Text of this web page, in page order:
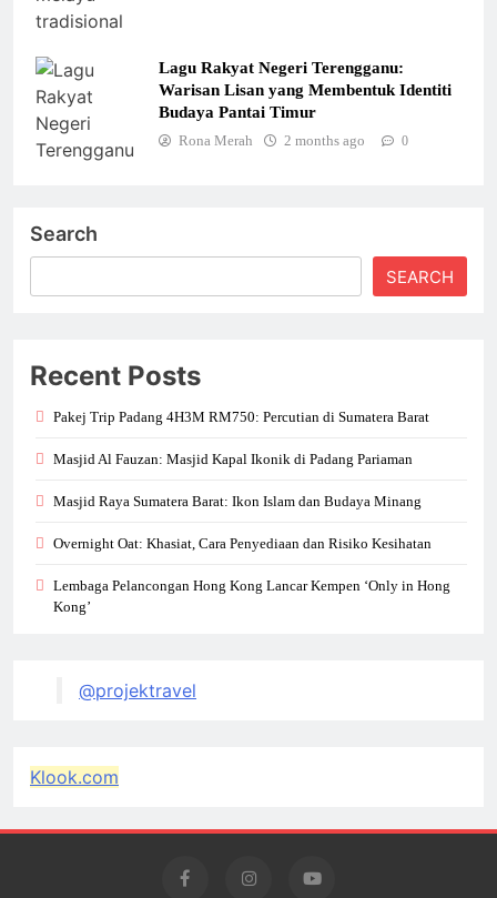
Lagu Rakyat Negeri Terengganu:
Warisan Lisan yang Membentuk Identiti
Budaya Pantai Timur
Rona Merah 2 months ago 0
Search
SEARCH
Recent Posts
Pakej Trip Padang 4H3M RM750: Percutian di Sumatera Barat
Masjid Al Fauzan: Masjid Kapal Ikonik di Padang Pariaman
Masjid Raya Sumatera Barat: Ikon Islam dan Budaya Minang
Overnight Oat: Khasiat, Cara Penyediaan dan Risiko Kesihatan
Lembaga Pelancongan Hong Kong Lancar Kempen ‘Only in Hong
Kong’
@projektravel
Klook.com